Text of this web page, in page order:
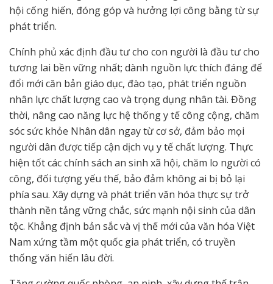
hội cống hiến, đóng góp và hưởng lợi công bằng từ sự
phát triển.
Chính phủ xác định đầu tư cho con người là đầu tư cho
tương lai bền vững nhất; dành nguồn lực thích đáng để
đổi mới căn bản giáo dục, đào tạo, phát triển nguồn
nhân lực chất lượng cao và trọng dụng nhân tài. Đồng
thời, nâng cao năng lực hệ thống y tế công cộng, chăm
sóc sức khỏe Nhân dân ngay từ cơ sở, đảm bảo mọi
người dân được tiếp cận dịch vụ y tế chất lượng. Thực
hiện tốt các chính sách an sinh xã hội, chăm lo người có
công, đối tượng yếu thế, bảo đảm không ai bị bỏ lại
phía sau. Xây dựng và phát triển văn hóa thực sự trở
thành nền tảng vững chắc, sức mạnh nội sinh của dân
tộc. Khẳng định bản sắc và vị thế mới của văn hóa Việt
Nam xứng tầm một quốc gia phát triển, có truyền
thống văn hiến lâu đời.